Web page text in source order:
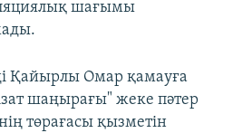
шағымы
Қайырлы Омар қамауға
шаңырағы" жеке пәтер
төрағасы қызметін